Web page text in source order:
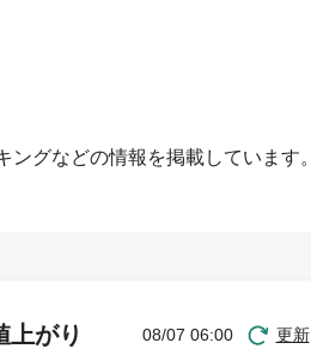
グなどの情報を掲載しています。